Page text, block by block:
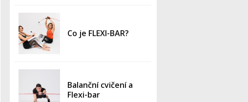
Co je FLEXI-BAR?
Balanční cvičení a
Flexi-bar